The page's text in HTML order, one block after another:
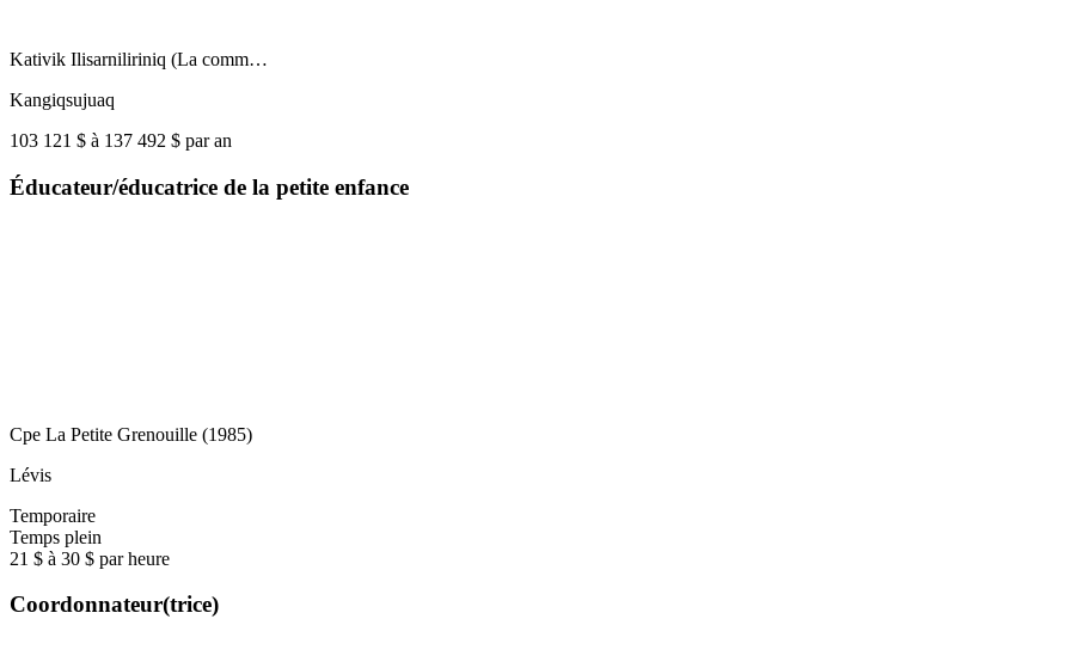
Kativik Ilisarniliriniq (La comm…
Kangiqsujuaq
103 121 $ à 137 492 $ par an
Éducateur/éducatrice de la petite enfance
Cpe La Petite Grenouille (1985)
Lévis
Temporaire
Temps plein
21 $ à 30 $ par heure
Coordonnateur(trice)